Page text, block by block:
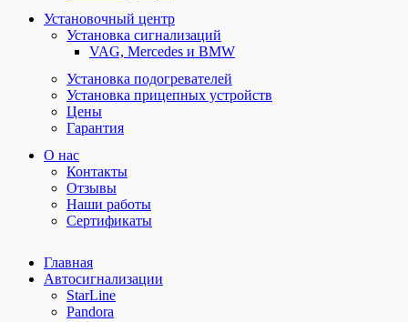
Установочный центр
Установка сигнализаций
VAG, Mercedes и BMW
Установка подогревателей
Установка прицепных устройств
Цены
Гарантия
О нас
Контакты
Отзывы
Наши работы
Сертификаты
Главная
Автосигнализации
StarLine
Pandora